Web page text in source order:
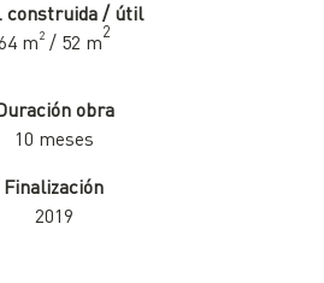
construida / útil
m2/ 52 m2
obra
10 meses
Finalización
2019